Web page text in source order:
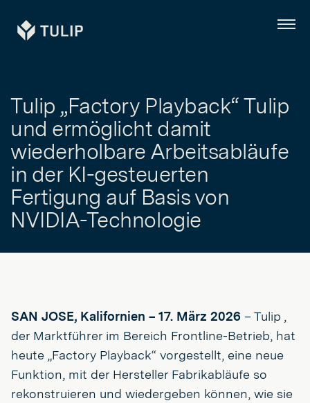
Tulip Menü
Tulip „Factory Playback“ Tulip
und ermöglicht damit
wiederholbare Arbeitsabläufe
in der KI-gesteuerten
Fertigung auf Basis von
NVIDIA-Technologie
SAN JOSE, Kalifornien – 17. März 2026 – Tulip ,
der Marktführer im Bereich Frontline-Betrieb, hat
heute „Factory Playback“ vorgestellt, eine neue
Funktion, mit der Hersteller Fabrikabläufe so
rekonstruieren und wiedergeben können, wie sie